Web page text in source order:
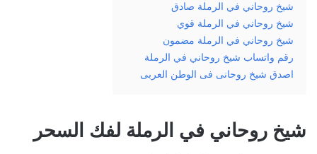
شيخ روحاني في الرملة صادق
شيخ روحاني في الرملة قوي
شيخ روحاني في الرملة مضمون
رقم واتساب شيخ روحاني في الرملة
اصدق شيخ روحانى فى الوطن العربى
شيخ روحاني في الرملة لفك السحر